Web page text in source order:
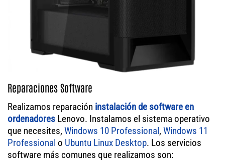
Reparaciones Software
Realizamos reparación instalación de software en
ordenadores Lenovo. Instalamos el sistema operativo
que necesites, Windows 10 Professional, Windows 11
Professional o Ubuntu Linux Desktop. Los servicios
software más comunes que realizamos son: